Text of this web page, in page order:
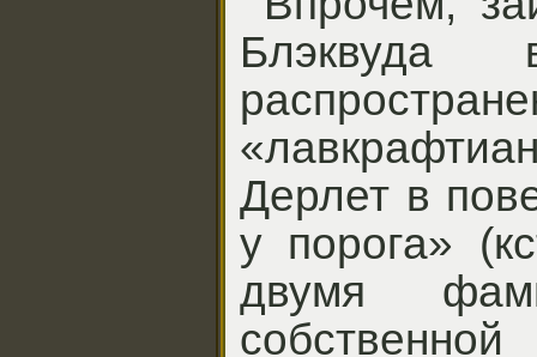
Блэквуда
Дерлет в
у порога»
двумя